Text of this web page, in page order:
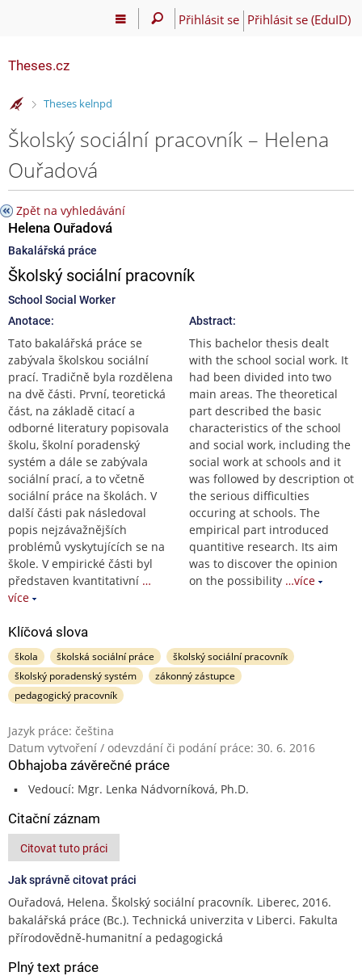
Přihlásit se Přihlásit se (EduID)
Theses.cz
>
Theses kelnpd
Školský sociální pracovník – Helena
Ouřadová
Zpět na vyhledávání
Helena Ouřadová
Bakalářská práce
Školský sociální pracovník
School Social Worker
Anotace:
Tato bakalářská práce se
zabývala školskou sociální
prací. Tradičně byla rozdělena
na dvě části. První, teoretická
část, na základě citací a
odborné literatury popisovala
školu, školní poradenský
systém a dále se zabývala
sociální prací, a to včetně
sociální práce na školách. V
další části pak následoval
popis nejzávažnějších
problémů vyskytujících se na
škole. V empirické části byl
představen kvantitativní …
více
Abstract:
This bachelor thesis dealt
with the school social work. It
had been divided into two
main areas. The theoretical
part described the basic
characteristics of the school
and social work, including the
social work at schools and it
was followed by description ot
the serious difficulties
occuring at schools. The
empirical part introduced
quantitive research. Its aim
was to discover the opinion
on the possibility …více
Klíčová slova
škola školská sociální práce
školský sociální pracovník
školský poradenský systém
zákonný zástupce
pedagogický pracovník
Jazyk práce: čeština
Datum vytvoření / odevzdání či podání práce: 30. 6. 2016
Obhajoba závěrečné práce
Vedoucí: Mgr. Lenka Nádvorníková, Ph.D.
Citační záznam
Citovat tuto práci
Jak správně citovat práci
Ouřadová, Helena. Školský sociální pracovník. Liberec, 2016.
bakalářská práce (Bc.). Technická univerzita v Liberci. Fakulta
přírodovědně-humanitní a pedagogická
Plný text práce